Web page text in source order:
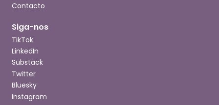
Contacto
Siga-nos
TikTok
LinkedIn
Substack
Twitter
Bluesky
Instagram